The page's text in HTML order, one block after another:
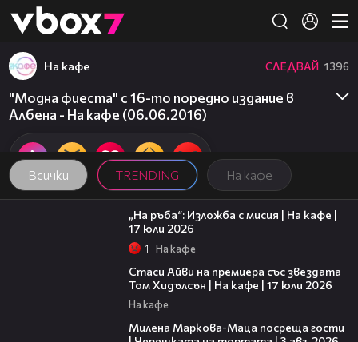
👾
Всички TRENDING На кафе
На кафе СЛЕДВАЙ 1396
"Модна фиеста" с 16-то поредно издание в
Албена - На кафе (06.06.2016)
09:09
„На ръба“: Изложба с мисия | На кафе |
17 юли 2026
1 На кафе
Стаси Айви на премиера със звездата
Том Хидълсън | На кафе | 17 юли 2026
На кафе
Милена Маркова-Маца посреща гости